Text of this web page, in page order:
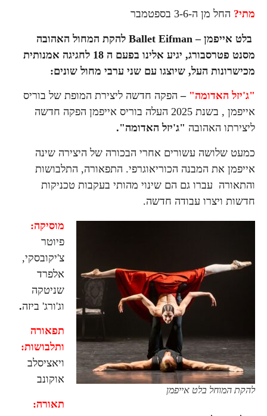
מתי? החל מן ה-3-6 בספטמבר
בלט אייפמן – Ballet Eifman להקת המחול האהובה
מסנט פטרסבורג, יגיע אלינו בפעם ה 18 לחגיגה אמנותית
מכישרונות העל, שיוצגו עם שני ערבי מחול שונים:
"ג'יזל האדומה" – הפקה חדשה ליצירת המופת של בוריס
אייפמן , בשנת 2025 העלה בוריס אייפמן הפקה חדשה
ליצירתו האהובה "ג'יזל האדומה".
כמעט שלושה עשורים אחרי הבכורה של היצירה שינה
אייפמן את המבנה הכוריאוגרפי. התפאורה, התלבושות
והתאורה עברו גם הם שינוי מהותי בעקבות טכניקות
חדשות ויצרו עבודה חדשה.
להקת המוחל בלט אייפמן
מוסיקה:
פיוטר
צ'יקובסקי,
אלפרד
שניטקה
וג'ורג' ביזה.
תפאורה
ותלבושות:
ויאציסלב
אוקונב
תאורה: